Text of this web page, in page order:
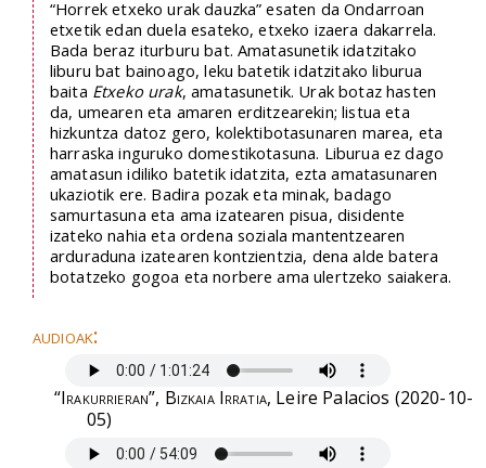
“Horrek etxeko urak dauzka” esaten da Ondarroan
etxetik edan duela esateko, etxeko izaera dakarrela.
Bada beraz iturburu bat. Amatasunetik idatzitako
liburu bat bainoago, leku batetik idatzitako liburua
baita Etxeko urak, amatasunetik. Urak botaz hasten
da, umearen eta amaren erditzearekin; listua eta
hizkuntza datoz gero, kolektibotasunaren marea, eta
harraska inguruko domestikotasuna. Liburua ez dago
amatasun idiliko batetik idatzita, ezta amatasunaren
ukaziotik ere. Badira pozak eta minak, badago
samurtasuna eta ama izatearen pisua, disidente
izateko nahia eta ordena soziala mantentzearen
arduraduna izatearen kontzientzia, dena alde batera
botatzeko gogoa eta norbere ama ulertzeko saiakera.
audioak:
“Irakurrieran”, Bizkaia Irratia, Leire Palacios (2020-10-
05)